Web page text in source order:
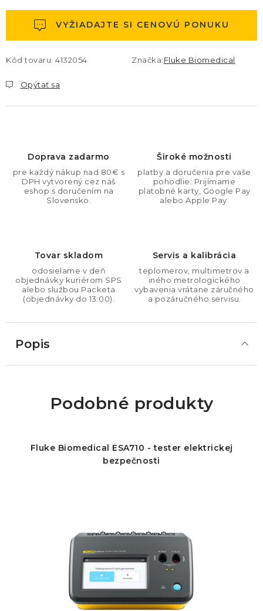
VYŽIADAJTE SI CENOVÚ PONUKU
Kód tovaru: 4132054 Značka:Fluke Biomedical
Opýtať sa
Doprava zadarmo
pre každý nákup nad 80€ s
DPH vytvorený cez náš
eshop s doručením na
Slovensko.
Široké možnosti
platby a doručenia pre vaše
pohodlie. Prijímame
platobné karty, Google Pay
alebo Apple Pay.
Tovar skladom
odosielame v deň
objednávky kuriérom SPS
alebo službou Packeta
(objednávky do 13:00).
Servis a kalibrácia
teplomerov, multimetrov a
iného metrologického
vybavenia vrátane záručného
a pozáručného servisu.
Popis
Podobné produkty
Fluke Biomedical ESA710 - tester elektrickej
bezpečnosti